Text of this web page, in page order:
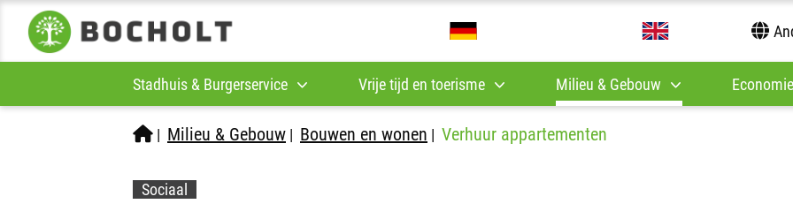
Stadhuis & Burgerservice Vrije tijd en toerisme Milieu & Gebouw
| Milieu & Gebouw | Bouwen en wonen | Verhuur appartementen
Sociaal